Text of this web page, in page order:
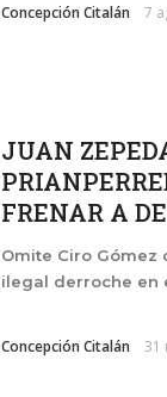
Concepción Citalán 7
JUAN
FRENAR A
Omite Ciro Gómez
ilegal derroche en
Concepción Citalán 31